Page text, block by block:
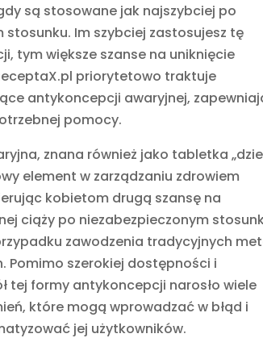
są stosowane jak najszybciej po
stosunku. Im szybciej zastosujesz tę
tym większe szanse na uniknięcie
priorytetowo traktuje
antykoncepcji awaryjnej,
pomocy.
znana również jako tabletka
element w zarządzaniu zdrowiem
kobietom drugą szansę na
ciąży po niezabezpieczonym
zawodzenia tradycyjnych
Pomimo szerokiej dostępności i
tej formy antykoncepcji narosło wiele
które mogą wprowadzać w błąd i
jej użytkowników.